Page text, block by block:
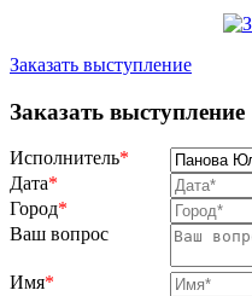
Заказать выступление
Заказать выступление
Исполнитель*
Дата*
Город*
Ваш вопрос
Имя*